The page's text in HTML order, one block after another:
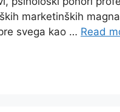
marketinških
svega kao … Read